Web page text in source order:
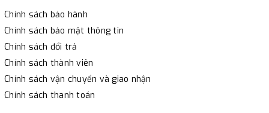
Chính sách bảo hành
Chính sách bảo mật thông tin
Chính sách đổi trả
Chính sách thành viên
Chính sách vận chuyển và giao nhận
Chính sách thanh toán